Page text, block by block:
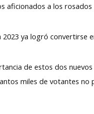
aficionados a los
ya logró convertirse
de estos dos
miles de votantes no